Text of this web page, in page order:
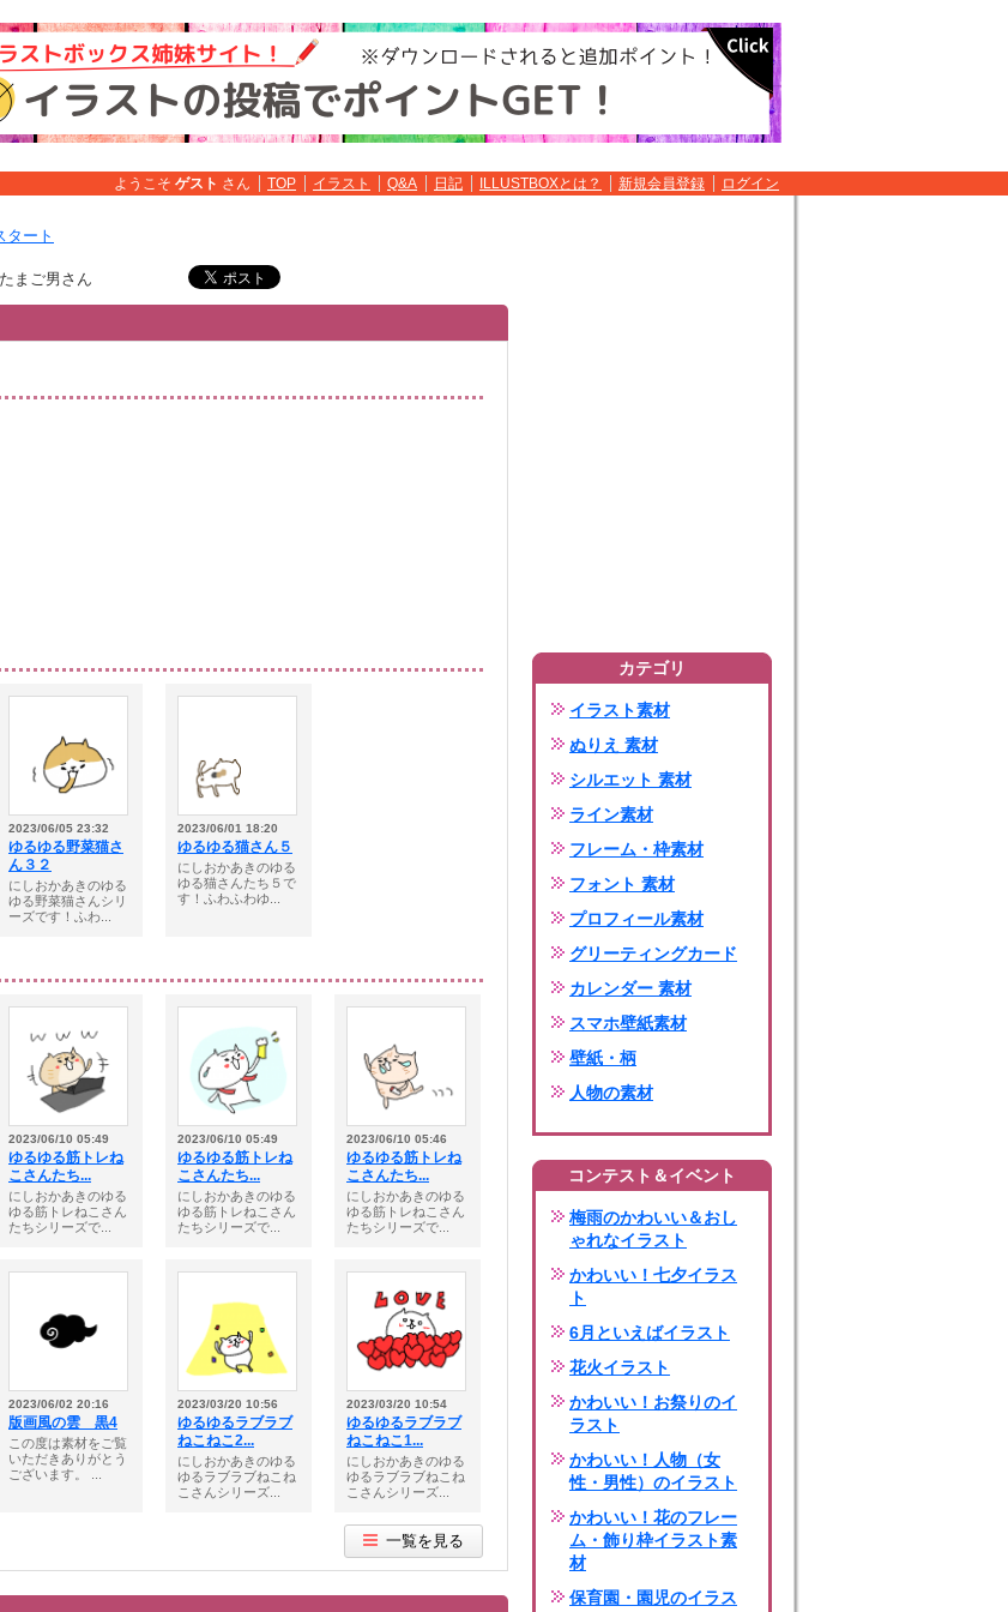
ようこそ ゲスト さん TOP イラスト Q&A 日記 ILLUSTBOXとは？ 新規会員登録 ログイン
タート
まご男さん
2023/06/05 23:32
ゆるゆる野菜猫さ
ん３２
にしおかあきのゆる
ゆる野菜猫さんシリ
ーズです！ふわ...
2023/06/01 18:20
ゆるゆる猫さん５
にしおかあきのゆる
ゆる猫さんたち５で
す！ふわふわゆ...
2023/06/10 05:49
ゆるゆる筋トレね
こさんたち...
にしおかあきのゆる
ゆる筋トレねこさん
たちシリーズで...
2023/06/10 05:49
ゆるゆる筋トレね
こさんたち...
にしおかあきのゆる
ゆる筋トレねこさん
たちシリーズで...
2023/06/10 05:46
ゆるゆる筋トレね
こさんたち...
にしおかあきのゆる
ゆる筋トレねこさん
たちシリーズで...
2023/06/02 20:16
版画風の雲 黒4
この度は素材をご覧
いただきありがとう
ございます。 ...
2023/03/20 10:56
ゆるゆるラブラブ
ねこねこ2...
にしおかあきのゆる
ゆるラブラブねこね
こさんシリーズ...
2023/03/20 10:54
ゆるゆるラブラブ
ねこねこ1...
にしおかあきのゆる
ゆるラブラブねこね
こさんシリーズ...
一覧を見る
カテゴリ
イラスト素材
ぬりえ 素材
シルエット 素材
ライン素材
フレーム・枠素材
フォント 素材
プロフィール素材
グリーティングカード
カレンダー 素材
スマホ壁紙素材
壁紙・柄
人物の素材
コンテスト＆イベント
梅雨のかわいい＆おし
ゃれなイラスト
かわいい！七夕イラス
ト
6月といえばイラスト
花火イラスト
かわいい！お祭りのイ
ラスト
かわいい！人物（女
性・男性）のイラスト
かわいい！花のフレー
ム・飾り枠イラスト素
材
保育園・園児のイラス